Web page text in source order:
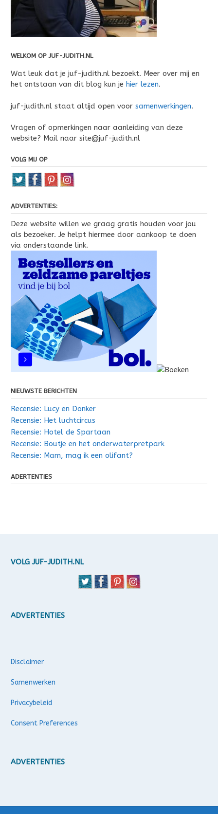
WELKOM OP JUF-JUDITH.NL
Wat leuk dat je juf-judith.nl bezoekt. Meer over mij en
het ontstaan van dit blog kun je hier lezen.
juf-judith.nl staat altijd open voor samenwerkingen.
Vragen of opmerkingen naar aanleiding van deze
website? Mail naar site@juf-judith.nl
VOLG MIJ OP
ADVERTENTIES:
Deze website willen we graag gratis houden voor jou
als bezoeker. Je helpt hiermee door aankoop te doen
via onderstaande link.
NIEUWSTE BERICHTEN
Recensie: Lucy en Donker
Recensie: Het luchtcircus
Recensie: Hotel de Spartaan
Recensie: Boutje en het onderwaterpretpark
Recensie: Mam, mag ik een olifant?
ADERTENTIES
VOLG JUF-JUDITH.NL
ADVERTENTIES
Disclaimer
Samenwerken
Privacybeleid
Consent Preferences
ADVERTENTIES